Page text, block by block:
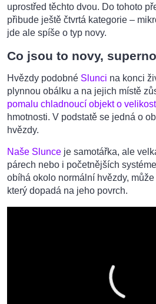
uprostřed těchto dvou. Do tohoto
přibude ještě čtvrtá kategorie –
jde ale spíše o typ novy.
Co jsou to novy,
Hvězdy podobné Slunci na konci
plynnou obálku a na jejich místě
pomalu chladnoucí objekt o
hmotnosti. V podstatě se jedná o
hvězdy.
Naše Slunce je samotářka, ale
párech nebo i početnějších
obíhá okolo normální hvězdy,
který dopadá na jeho povrch.